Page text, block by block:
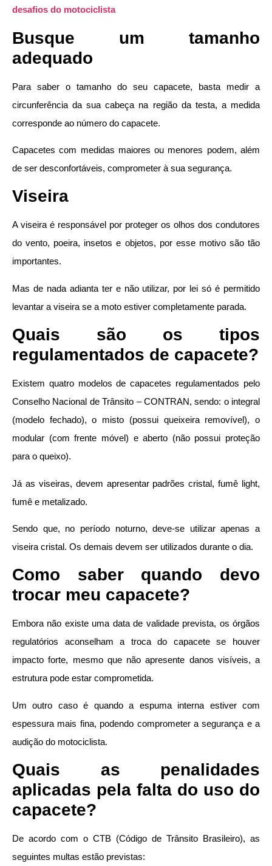
desafios do motociclista
Busque um tamanho
adequado
Para saber o tamanho do seu capacete, basta medir a
circunferência da sua cabeça na região da testa, a medida
corresponde ao número do capacete.
Capacetes com medidas maiores ou menores podem, além
de ser desconfortáveis, comprometer à sua segurança.
Viseira
A viseira é responsável por proteger os olhos dos condutores
do vento, poeira, insetos e objetos, por esse motivo são tão
importantes.
Mas de nada adianta ter e não utilizar, por lei só é permitido
levantar a viseira se a moto estiver completamente parada.
Quais são os tipos
regulamentados de capacete?
Existem quatro modelos de capacetes regulamentados pelo
Conselho Nacional de Trânsito – CONTRAN, sendo: o integral
(modelo fechado), o misto (possui queixeira removível), o
modular (com frente móvel) e aberto (não possui proteção
para o queixo).
Já as viseiras, devem apresentar padrões cristal, fumê light,
fumê e metalizado.
Sendo que, no período noturno, deve-se utilizar apenas a
viseira cristal. Os demais devem ser utilizados durante o dia.
Como saber quando devo
trocar meu capacete?
Embora não existe uma data de validade prevista, os órgãos
regulatórios aconselham a troca do capacete se houver
impacto forte, mesmo que não apresente danos visíveis, a
estrutura pode estar comprometida.
Um outro caso é quando a espuma interna estiver com
espessura mais fina, podendo comprometer a segurança e a
audição do motociclista.
Quais as penalidades
aplicadas pela falta do uso do
capacete?
De acordo com o CTB (Código de Trânsito Brasileiro), as
seguintes multas estão previstas: